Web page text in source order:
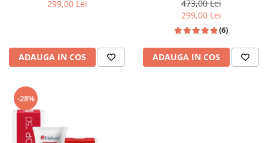
299,00 Lei
ADAUGA IN COS
473,00 Lei
299,00 Lei
(6)
ADAUGA IN COS
-28%